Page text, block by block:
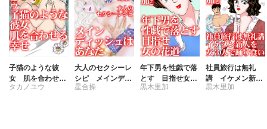
子猫のような彼
女 肌を合わせる
幸せ
タカノユウ
大人のセクシーレ
シピ メインディ
ッシュはあなた
星合操
年下男を性戯で落
とす 目指せ女の
花道
黒木里加
社員旅行は無礼
講 イケメン新人
を女3人で踊り食
黒木里加